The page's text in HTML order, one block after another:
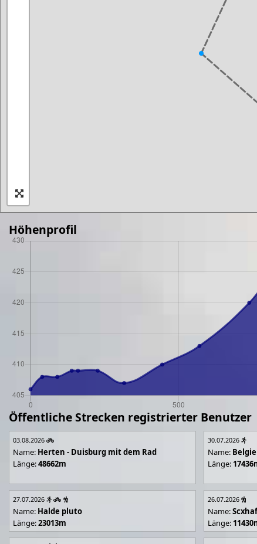
Höhenprofil
Öffentliche Strecken registrierter Benutzer
03.08.2026
Name: Herten - Duisburg mit dem Rad
Länge:48662m
30.07.2026
Name:
Länge:
27.07.2026
Name: Halde pluto
Länge:23013m
26.07.2026
Name:
Länge: